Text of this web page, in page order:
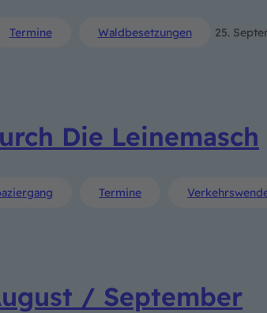
Termine Waldbesetzungen 25.
Die Leinemasch
Termine
/ September